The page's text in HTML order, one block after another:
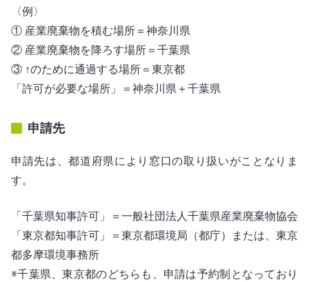
〈例〉
① 産業廃棄物を積む場所＝神奈川県
② 産業廃棄物を降ろす場所＝千葉県
③ ↑のために通過する場所＝東京都
「許可が必要な場所」＝神奈川県＋千葉県
申請先
申請先は、都道府県により窓口の取り扱いがことなりま
す。
「千葉県知事許可」＝一般社団法人千葉県産業廃棄物協会
「東京都知事許可」＝東京都環境局（都庁）または、東京
都多摩環境事務所
※千葉県、東京都のどちらも、申請は予約制となっており